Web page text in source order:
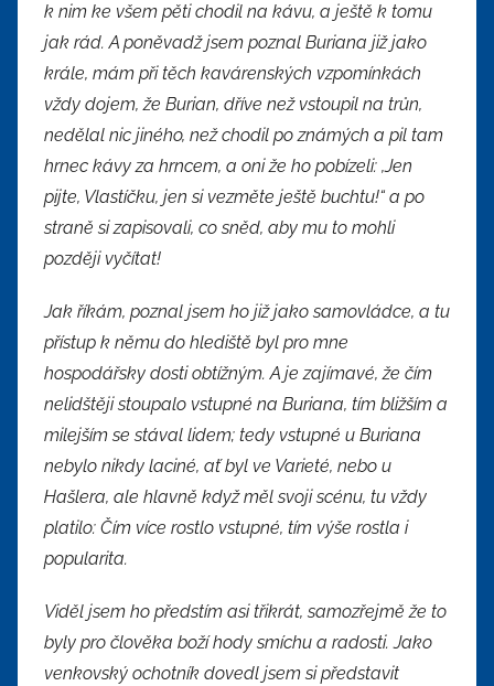
k nim ke všem pěti chodil na kávu, a ještě k tomu
jak rád. A poněvadž jsem poznal Buriana již jako
krále, mám při těch kavárenských vzpomínkách
vždy dojem, že Burian, dříve než vstoupil na trůn,
nedělal nic jiného, než chodil po známých a pil tam
hrnec kávy za hrncem, a oni že ho pobízeli: ,Jen
pijte, Vlastíčku, jen si vezměte ještě buchtu!“ a po
straně si zapisovali, co sněd, aby mu to mohli
později vyčítat!
Jak říkám, poznal jsem ho již jako samovládce, a tu
přístup k němu do hlediště byl pro mne
hospodářsky dosti obtížným. A je zajímavé, že čím
nelidštěji stoupalo vstupné na Buriana, tím bližším a
milejším se stával lidem; tedy vstupné u Buriana
nebylo nikdy laciné, ať byl ve Varieté, nebo u
Hašlera, ale hlavně když měl svoji scénu, tu vždy
platilo: Čím více rostlo vstupné, tím výše rostla i
popularita.
Viděl jsem ho předstím asi třikrát, samozřejmě že to
byly pro člověka boží hody smíchu a radosti. Jako
venkovský ochotník dovedl jsem si představit